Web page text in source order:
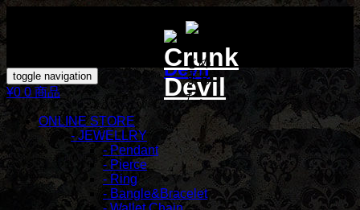
toggle navigation
¥0 0 商品
ONLINE STORE
- JEWELLRY
- Pendant
- Pierce
- Ring
- Bangle&Bracelet